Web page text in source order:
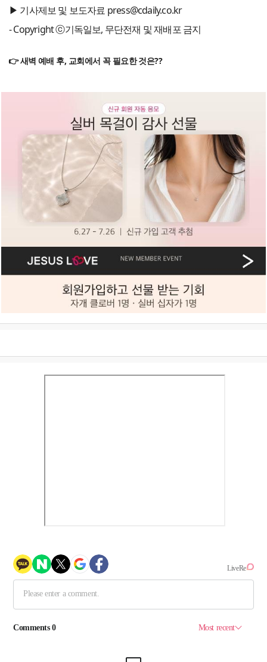
▶ 기사제보 및 보도자료 press@cdaily.co.kr
- Copyright ⓒ기독일보, 무단전재 및 재배포 금지
👉 새벽 예배 후, 교회에서 꼭 필요한 것은??